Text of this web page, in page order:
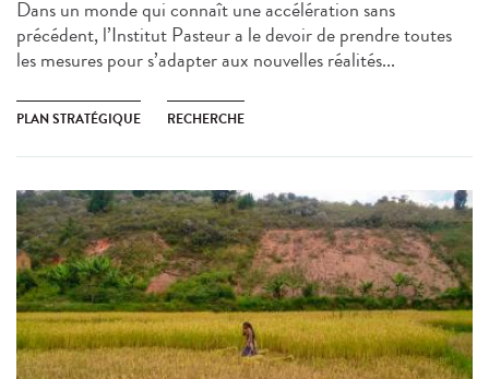
Dans un monde qui connaît une accélération sans
précédent, l’Institut Pasteur a le devoir de prendre toutes
les mesures pour s’adapter aux nouvelles réalités...
PLAN STRATÉGIQUE RECHERCHE